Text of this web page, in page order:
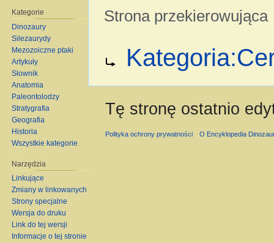
Strona przekierowująca
Kategorie
Dinozaury
Silezaurydy
Mezozoiczne ptaki
Artykuły
Słownik
Anatomia
Paleontolodzy
Stratygrafia
Geografia
Historia
Wszystkie kategorie
Narzędzia
Linkujące
Zmiany w linkowanych
Strony specjalne
Wersja do druku
Link do tej wersji
Informacje o tej stronie
Tę stronę ostatnio
Polityka ochrony prywatności O Encyklopedia